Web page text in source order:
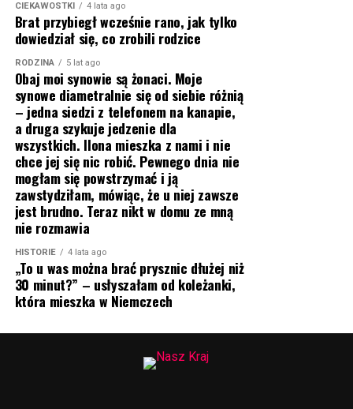
CIEKAWOSTKI 4 lata ago
Brat przybiegł wcześnie rano, jak tylko
dowiedział się, co zrobili rodzice
RODZINA 5 lat ago
Obaj moi synowie są żonaci. Moje
synowe diametralnie się od siebie różnią
– jedna siedzi z telefonem na kanapie,
a druga szykuje jedzenie dla
wszystkich. Ilona mieszka z nami i nie
chce jej się nic robić. Pewnego dnia nie
mogłam się powstrzymać i ją
zawstydziłam, mówiąc, że u niej zawsze
jest brudno. Teraz nikt w domu ze mną
nie rozmawia
HISTORIE 4 lata ago
„To u was można brać prysznic dłużej niż
30 minut?” – usłyszałam od koleżanki,
która mieszka w Niemczech